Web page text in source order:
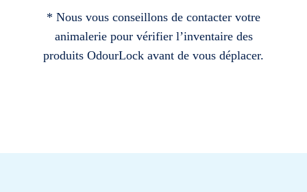
* Nous vous conseillons de contacter votre
animalerie pour vérifier l’inventaire des
produits OdourLock avant de vous déplacer.